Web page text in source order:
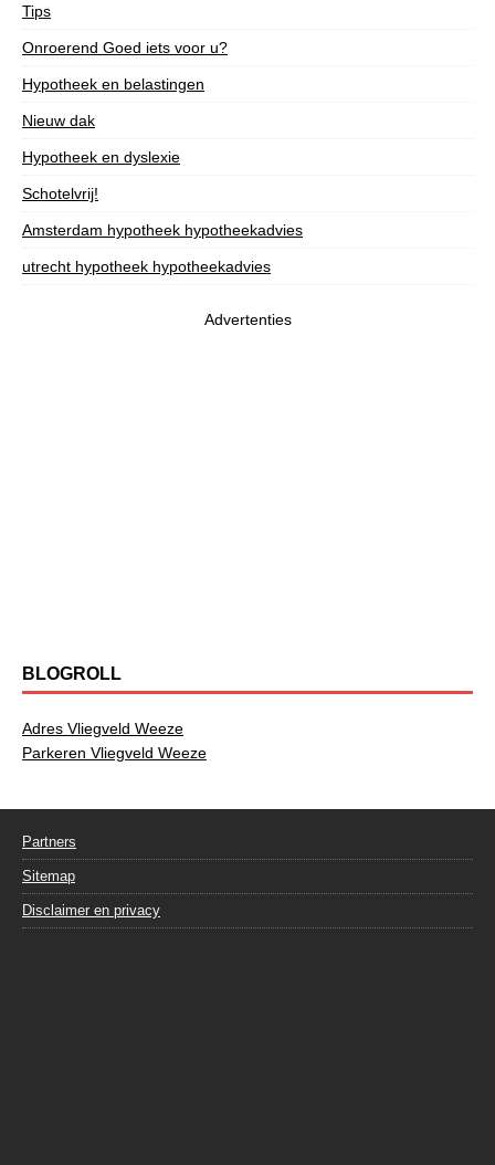
Tips
Onroerend Goed iets voor u?
Hypotheek en belastingen
Nieuw dak
Hypotheek en dyslexie
Schotelvrij!
Amsterdam hypotheek hypotheekadvies
utrecht hypotheek hypotheekadvies
Advertenties
BLOGROLL
Adres Vliegveld Weeze
Parkeren Vliegveld Weeze
Partners
Sitemap
Disclaimer en privacy